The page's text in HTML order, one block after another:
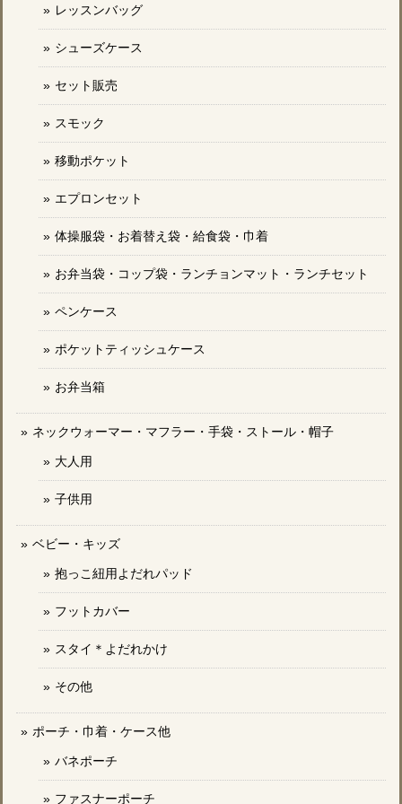
レッスンバッグ
シューズケース
セット販売
スモック
移動ポケット
エプロンセット
体操服袋・お着替え袋・給食袋・巾着
お弁当袋・コップ袋・ランチョンマット・ランチセット
ペンケース
ポケットティッシュケース
お弁当箱
ネックウォーマー・マフラー・手袋・ストール・帽子
大人用
子供用
ベビー・キッズ
抱っこ紐用よだれパッド
フットカバー
スタイ＊よだれかけ
その他
ポーチ・巾着・ケース他
バネポーチ
ファスナーポーチ